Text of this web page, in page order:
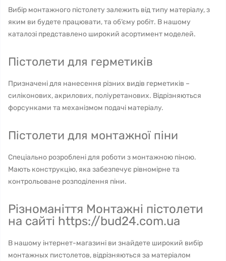
Вибір монтажного пістолету залежить від типу матеріалу, з
яким ви будете працювати, та об’єму робіт. В нашому
каталозі представлено широкий асортимент моделей.
Пістолети для герметиків
Призначені для нанесення різних видів герметиків –
силіконових, акрилових, поліуретанових. Відрізняються
форсунками та механізмом подачі матеріалу.
Пістолети для монтажної піни
Спеціально розроблені для роботи з монтажною піною.
Мають конструкцію, яка забезпечує рівномірне та
контрольоване розподілення піни.
Різноманіття Монтажні пістолети
на сайті https://bud24.com.ua
В нашому інтернет-магазині ви знайдете широкий вибір
монтажных пистолетов, відрізняються за матеріалом